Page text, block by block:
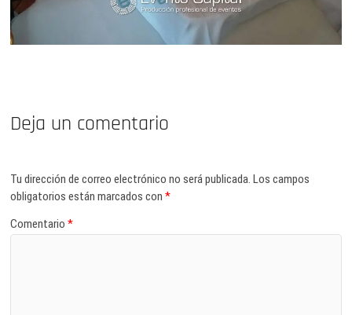
Deja un comentario
Tu dirección de correo electrónico no será publicada. Los campos
obligatorios están marcados con*
Comentario*